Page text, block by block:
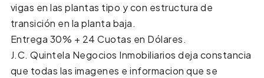
vigas en las plantas tipo y con estructura de
transición en la planta baja.
Entrega 30% + 24 Cuotas en Dólares.
J.C. Quintela Negocios Inmobiliarios deja constancia
que todas las imagenes e informacion que se